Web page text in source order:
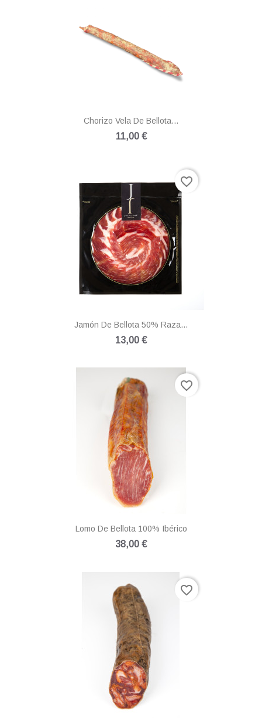
Chorizo Vela De Bellota...
11,00 €
Jamón De Bellota 50% Raza...
13,00 €
favorite_border
Lomo De Bellota 100% Ibérico
38,00 €
favorite_border
favorite_border